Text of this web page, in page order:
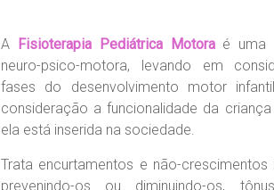
A Fisioterapia Pediátrica Motoraé uma
neuro-psico-motora, levando em
fases do desenvolvimento motor
consideração a funcionalidade da
ela está inserida na sociedade.
Trata encurtamentos e não-crescimentos
prevenindo-os ou diminuindo-os,